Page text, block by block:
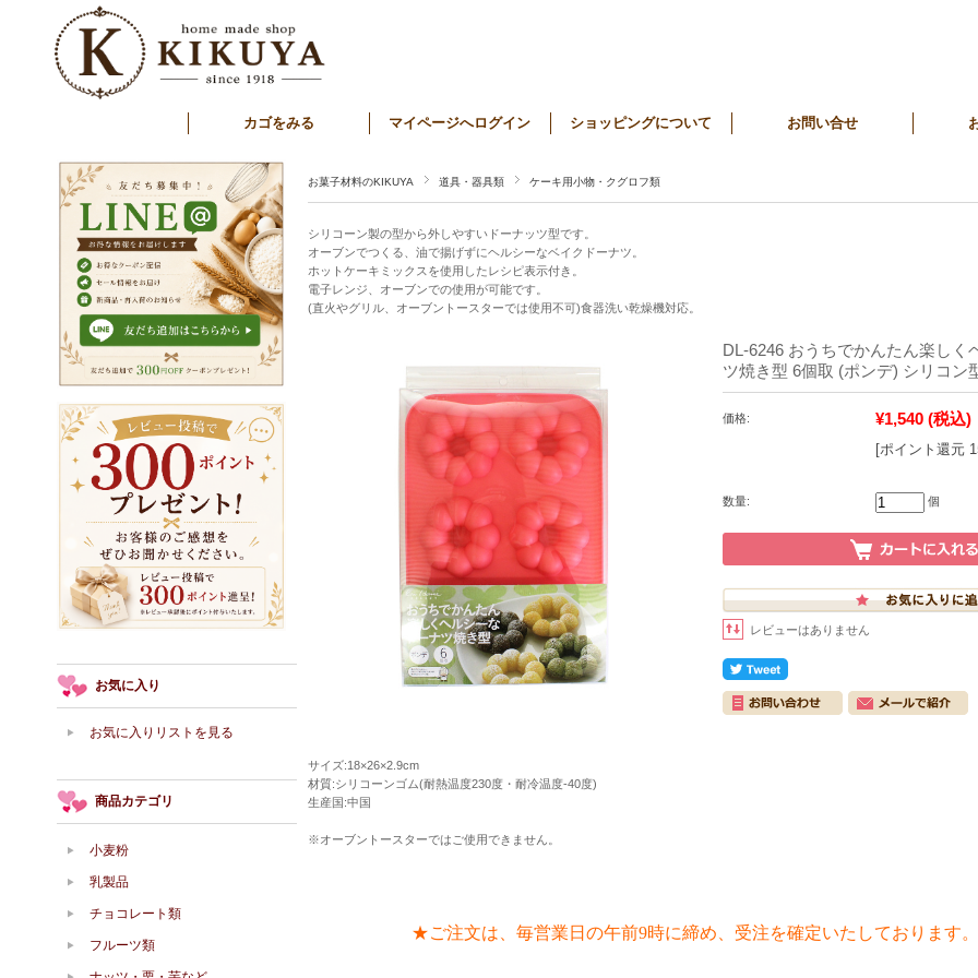
カゴをみる マイページへログイン ショッピングについて お問い合せ
お菓子材料のKIKUYA 道具・器具類 ケーキ用小物・クグロフ類
シリコーン製の型から外しやすいドーナッツ型です。
オーブンでつくる、油で揚げずにヘルシーなベイクドーナツ。
ホットケーキミックスを使用したレシピ表示付き。
電子レンジ、オーブンでの使用が可能です。
(直火やグリル、オーブントースターでは使用不可)食器洗い乾燥機対応。
DL-6246 おうちでかんたん楽しく
ツ焼き型 6個取 (ポンデ) シリコン
価格: ¥1,540 (税込)
[ポイント還元
数量: 個
レビューはありません
サイズ:18×26×2.9cm
材質:シリコーンゴム(耐熱温度230度・耐冷温度-40度)
生産国:中国
※オーブントースターではご使用できません。
★ご注文は、毎営業日の午前9時に締め、受注を確定いたしております。
お気に入り
お気に入りリストを見る
商品カテゴリ
小麦粉
乳製品
チョコレート類
フルーツ類